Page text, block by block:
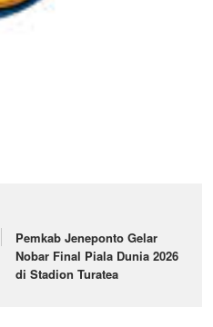
Pemkab Jeneponto Gelar
Nobar Final Piala Dunia 2026
di Stadion Turatea